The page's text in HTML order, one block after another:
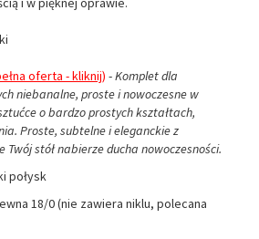
oferta - kliknij) -Komplet dla
niebanalne, proste i nowoczesne w
o bardzo prostych kształtach,
Proste, subtelne i eleganckie z
Twój stół nabierze ducha nowoczesności.
połysk
18/0 (nie zawiera niklu, polecana